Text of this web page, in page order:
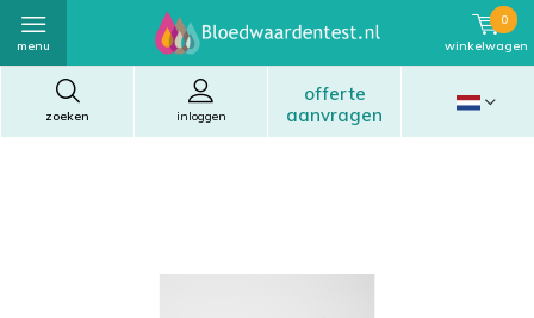
zoeken
offerte
aanvragen
inloggen
menu winkelwagen
0